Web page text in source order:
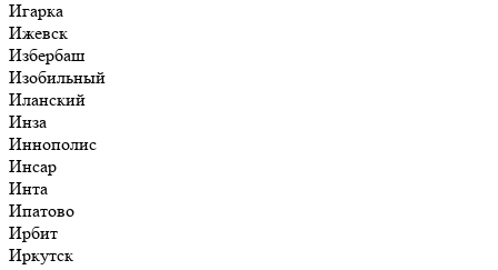
Игарка
Ижевск
Избербаш
Изобильный
Иланский
Инза
Иннополис
Инсар
Инта
Ипатово
Ирбит
Иркутск